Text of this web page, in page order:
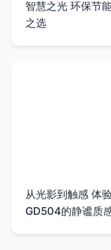
智慧之光 环保节
之选
从光影到触感 体
GD504的静谧质